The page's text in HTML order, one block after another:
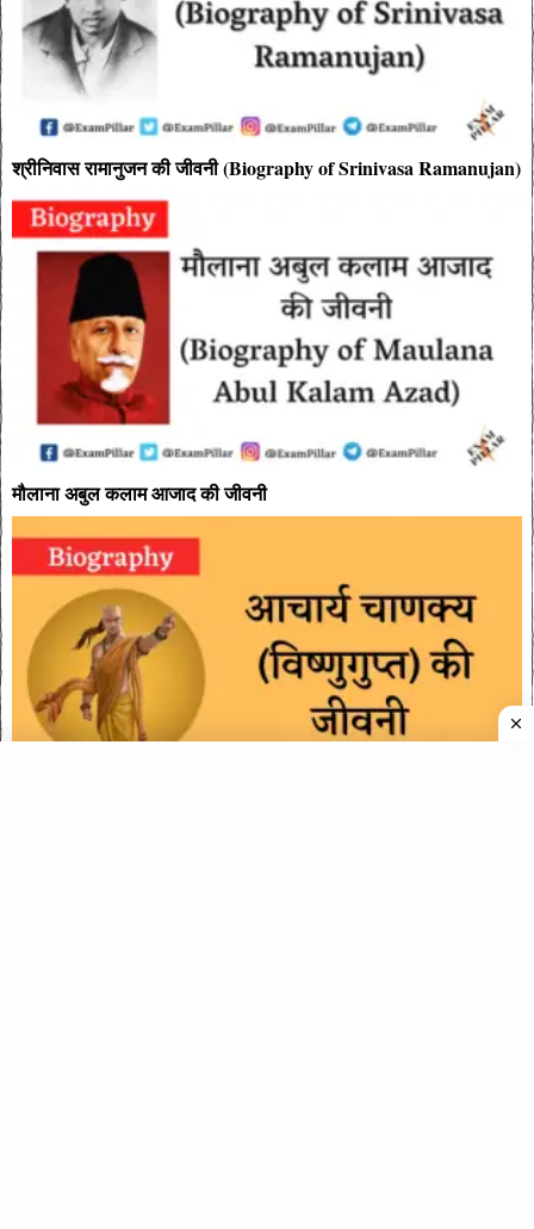
श्रीनिवास रामानुजन की जीवनी (Biography of Srinivasa Ramanujan)
मौलाना अबुल कलाम आजाद की जीवनी